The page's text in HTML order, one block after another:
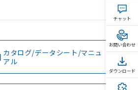
カタログ/データシート/マニュ
アル
チャット
お問い合わせ
ダウンロード